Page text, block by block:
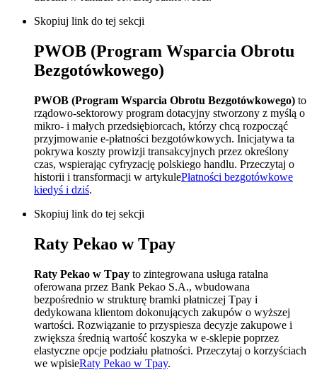
Skopiuj link do tej sekcji
PWOB (Program Wsparcia Obrotu
Bezgotówkowego)
PWOB (Program Wsparcia Obrotu Bezgotówkowego) to
rządowo-sektorowy program dotacyjny stworzony z myślą o
mikro- i małych przedsiębiorcach, którzy chcą rozpocząć
przyjmowanie e-płatności bezgotówkowych. Inicjatywa ta
pokrywa koszty prowizji transakcyjnych przez określony
czas, wspierając cyfryzację polskiego handlu. Przeczytaj o
historii i transformacji w artykulePłatności bezgotówkowe
kiedyś i dziś.
Skopiuj link do tej sekcji
Raty Pekao w Tpay
Raty Pekao w Tpay to zintegrowana usługa ratalna
oferowana przez Bank Pekao S.A., wbudowana
bezpośrednio w strukturę bramki płatniczej Tpay i
dedykowana klientom dokonujących zakupów o wyższej
wartości. Rozwiązanie to przyspiesza decyzje zakupowe i
zwiększa średnią wartość koszyka w e-sklepie poprzez
elastyczne opcje podziału płatności. Przeczytaj o korzyściach
we wpisieRaty Pekao w Tpay.